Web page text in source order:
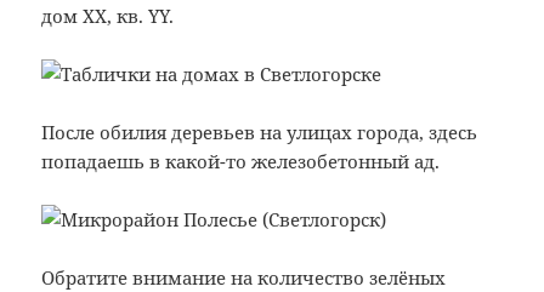
дом ХX, кв. YY.
После обилия деревьев на улицах города, здесь
попадаешь в какой-то железобетонный ад.
Обратите внимание на количество зелёных